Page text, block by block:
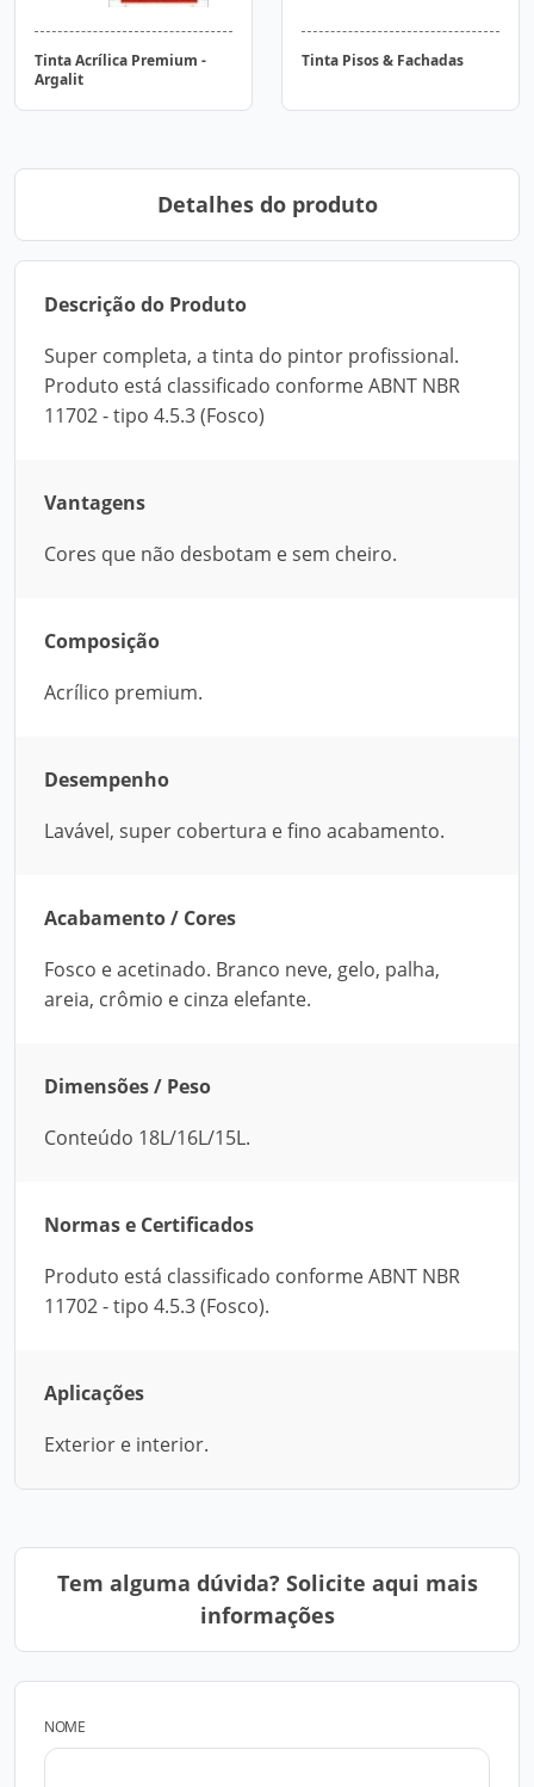
Tinta Acrílica Premium -
Argalit
Tinta Pisos & Fachadas
Detalhes do produto
Descrição do Produto
Super completa, a tinta do pintor profissional.
Produto está classificado conforme ABNT NBR
11702 - tipo 4.5.3 (Fosco)
Vantagens
Cores que não desbotam e sem cheiro.
Composição
Acrílico premium.
Desempenho
Lavável, super cobertura e fino acabamento.
Acabamento / Cores
Fosco e acetinado. Branco neve, gelo, palha,
areia, crômio e cinza elefante.
Dimensões / Peso
Conteúdo 18L/16L/15L.
Normas e Certificados
Produto está classificado conforme ABNT NBR
11702 - tipo 4.5.3 (Fosco).
Aplicações
Exterior e interior.
Tem alguma dúvida? Solicite aqui mais
informações
NOME